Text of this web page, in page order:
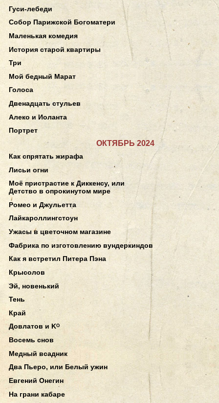
Гуси-лебеди
Собор Парижской Богоматери
Маленькая комедия
История старой квартиры
Три
Мой бедный Марат
Голоса
Двенадцать стульев
Алеко и Иоланта
Портрет
ОКТЯБРЬ 2024
Как спрятать жирафа
Лисьи огни
Моё пристрастие к Диккенсу, или
Детство в опрокинутом мире
Ромео и Джульетта
Лайкароллингстоун
Ужасы в цветочном магазине
Фабрика по изготовлению вундеркиндов
Как я встретил Питера Пэна
Крысолов
Эй, новенький
Тень
Край
Довлатов и Kᴼ
Восемь снов
Медный всадник
Два Пьеро, или Белый ужин
Евгений Онегин
На грани кабаре